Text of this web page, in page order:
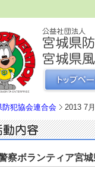
防犯協会連合会 2013 7月
察ボランティア宮